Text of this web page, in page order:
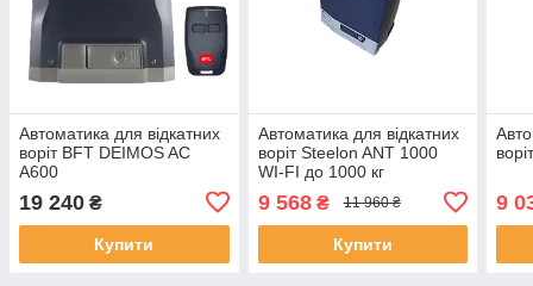
Автоматика для відкатних
воріт BFT DEIMOS AC
A600
19 240 ₴
Купити
Автоматика для відкатних
воріт Steelon ANT 1000
WI-FI до 1000 кг
9 568₴ 11 960 ₴
Купити
9